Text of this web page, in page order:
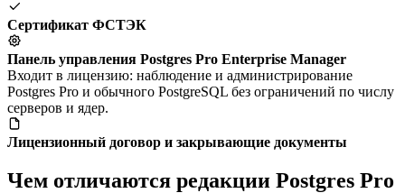
Сертификат ФСТЭК
Панель управления Postgres Pro Enterprise Manager
Входит в лицензию: наблюдение и администрирование
Postgres Pro и обычного PostgreSQL без ограничений по числу
серверов и ядер.
Лицензионный договор и закрывающие документы
Чем отличаются редакции Postgres Pro